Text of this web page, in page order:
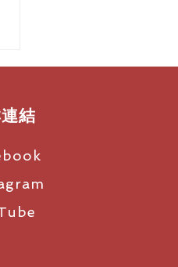
結